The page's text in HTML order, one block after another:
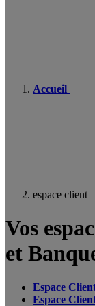
Accueil
espace client
Vos
et
Espace
Espace